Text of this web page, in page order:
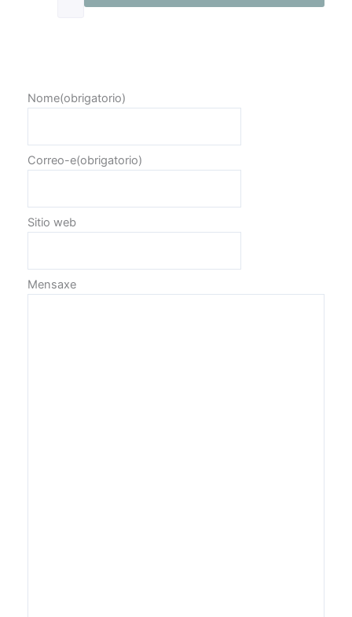
Nome(obrigatorio)
Correo-e(obrigatorio)
Sitio web
Mensaxe